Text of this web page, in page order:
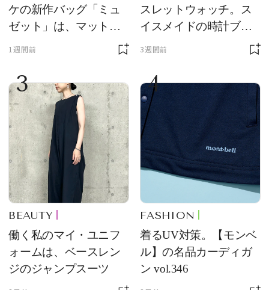
ケの新作バッグ「ミュ
ゼット」は、マットな
1週間前
スレットウォッチ。ス
イスメイドの時計ブラ
ンド【フレデリック・
をレビュー。【それい
け！ 良品ハンター】
3週間前
3
BEAUTY
働く私のマイ・ユニフ
ォームは、ベースレン
ジのジャンプスーツ
4
FASHION
着るUV対策。【モンベ
ル】の名品カーディガ
ン vol.346